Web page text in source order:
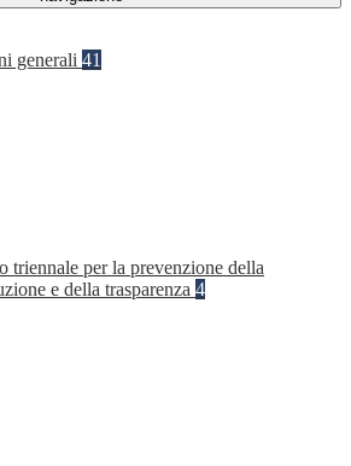
generali 41
triennale per la prevenzione della
e della trasparenza 4